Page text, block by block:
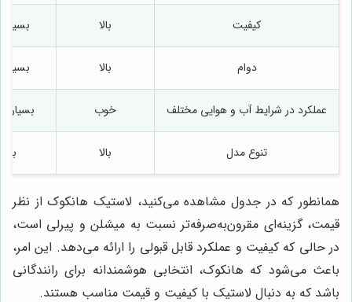
کیفیت بالا بسیار
دوام بالا بسیار
عملکرد در شرایط آب و هوایی مختلف خوب بسیار
تنوع مدل بالا بالا
همانطور که در جدول مشاهده می‌کنید، لاستیک هانکوک از نظر
قیمت، گزینه‌ای مقرون‌به‌صرفه‌تر نسبت به میشلن و پیرلی است،
در حالی که کیفیت و عملکرد قابل قبولی را ارائه می‌دهد. این امر،
باعث می‌شود که هانکوک، انتخابی هوشمندانه برای رانندگانی
باشد که به دنبال لاستیک با کیفیت و قیمت مناسب هستند.